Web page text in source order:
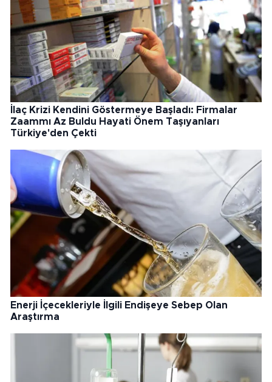
İlaç Krizi Kendini Göstermeye Başladı: Firmalar
Zaammı Az Buldu Hayati Önem Taşıyanları
Türkiye'den Çekti
Enerji İçecekleriyle İlgili Endişeye Sebep Olan
Araştırma